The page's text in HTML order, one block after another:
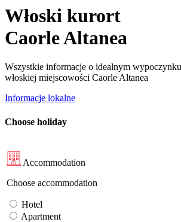
Włoski kurort
Caorle Altanea
Wszystkie informacje o idealnym
włoskiej miejscowości Caorle Altanea
Informacje lokalne
Choose holiday
Accommodation
Choose accommodation
Hotel
Apartment